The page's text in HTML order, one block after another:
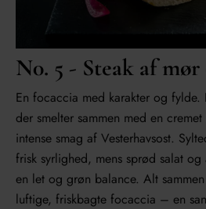
N0. 5 - Steak af mør
En focaccia med karakter og fylde.
der smelter sammen med en
intense smag af Vesterhavsost.
frisk syrlighed, mens sprød salat
en let og grøn balance. Alt
luftige, friskbagte focaccia – en